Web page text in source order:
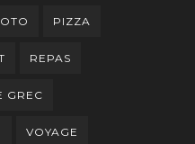
PIZZA
REPAS
GREC
VOYAGE